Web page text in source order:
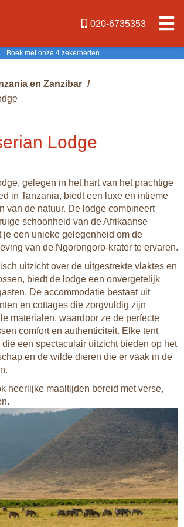
020-6735353
Boek met onze 4 zekerheden
en Zanzibar /
Lodge
gelegen in het hart van het prachtige
in Tanzania, biedt een luxe en intieme
van de natuur. De lodge combineert
schoonheid van de Afrikaanse
je een unieke gelegenheid om de
van de Ngorongoro-krater te ervaren.
uitzicht over de uitgestrekte vlaktes en
biedt de lodge een onvergetelijk
De accommodatie bestaat uit
en cottages die zorgvuldig zijn
materialen, waardoor ze de perfecte
comfort en authenticiteit. Elke tent
die een spectaculair uitzicht bieden op het
en de wilde dieren die er vaak in de
heerlijke maaltijden bereid met verse,